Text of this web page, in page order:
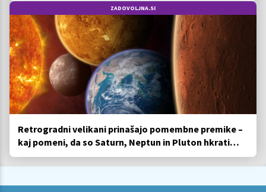
ZADOVOLJNA.SI
Retrogradni velikani prinašajo pomembne premike –
kaj pomeni, da so Saturn, Neptun in Pluton hkrati
retrogradni?